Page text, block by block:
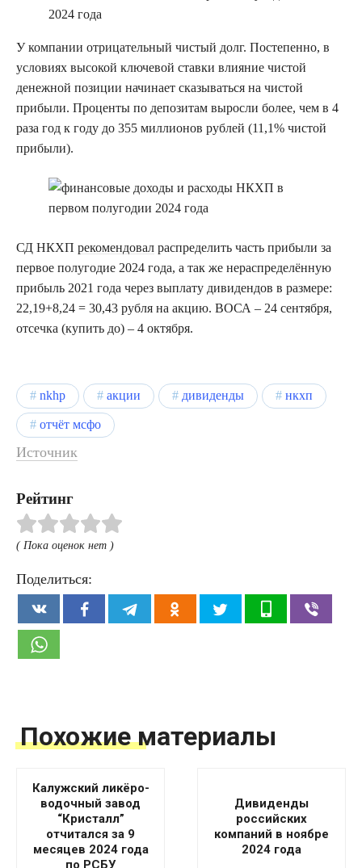
У компании отрицательный чистый долг. Постепенно, в
условиях высокой ключевой ставки влияние чистой
денежной позиции начинает сказываться на чистой
прибыли. Проценты по депозитам выросли более, чем в 4
раза год к году до 355 миллионов рублей (11,1% чистой
прибыли).
СД НКХП рекомендовал распределить часть прибыли за
первое полугодие 2024 года, а так же нераспределённую
прибыль 2021 года через выплату дивидендов в размере:
22,19+8,24 = 30,43 рубля на акцию. ВОСА – 24 сентября,
отсечка (купить до) – 4 октября.
nkhp акции дивиденды
нкхп
отчёт мсфо
Источник
Рейтинг
( Пока оценок нет )
Поделиться:
Похожие материалы
Калужский ликёро-
водочный завод
“Кристалл”
отчитался за 9
месяцев 2024 года
по РСБУ
Дивиденды
российских
компаний в ноябре
2024 года